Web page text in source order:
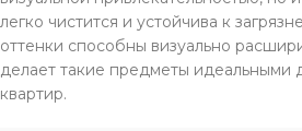
легко чистится и устойчива к
оттенки способны визуально
делает такие предметы идеальными
квартир.